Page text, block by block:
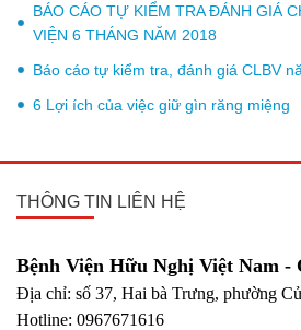
BÁO CÁO TỰ KIỂM TRA ĐÁNH GIÁ
VIỆN 6 THÁNG NĂM 2018
Báo cáo tự kiểm tra, đánh giá CLBV
6 Lợi ích của việc giữ gìn răng miệng
THÔNG TIN LIÊN HỆ
Bệnh Viện Hữu Nghị Việt Nam -
Địa chỉ: số 37, Hai bà Trưng, phường
Hotline: 0967671616